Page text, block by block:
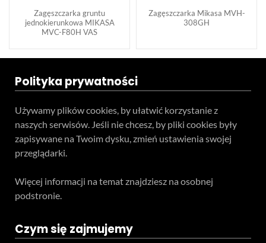
Zagęszczarka gruntu
jednokierunkowa MIKASA
MVC-F80H VAS
Zagęszczarka Mikasa MVH-
308GH
Polityka prywatności
Używamy plików cookies, by ułatwić korzystanie z
naszych serwisów. Jeśli nie chcesz, by pliki cookies były
zapisywane na Twoim dysku, zmień ustawienia swojej
przeglądarki.
Więcej informacji na temat znajdziesz na osobnej
podstronie.
Czym się zajmujemy